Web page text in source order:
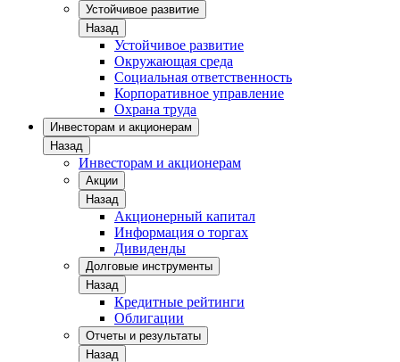
Устойчивое развитие
Назад
Устойчивое развитие
Окружающая среда
Социальная ответственность
Корпоративное управление
Охрана труда
Инвесторам и акционерам
Назад
Инвесторам и акционерам
Акции
Назад
Акционерный капитал
Информация о торгах
Дивиденды
Долговые инструменты
Назад
Кредитные рейтинги
Облигации
Отчеты и результаты
Назад